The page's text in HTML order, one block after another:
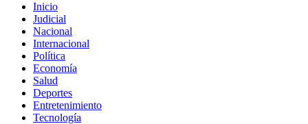
Inicio
Judicial
Nacional
Internacional
Política
Economía
Salud
Deportes
Entretenimiento
Tecnología